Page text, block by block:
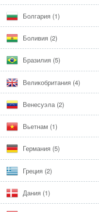
Болгария (1)
Боливия (2)
Бразилия (5)
Великобритания (4)
Венесуэла (2)
Вьетнам (1)
Германия (5)
Греция (2)
Дания (1)